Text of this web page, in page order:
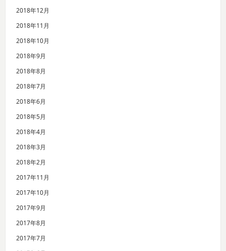
2018年12月
2018年11月
2018年10月
2018年9月
2018年8月
2018年7月
2018年6月
2018年5月
2018年4月
2018年3月
2018年2月
2017年11月
2017年10月
2017年9月
2017年8月
2017年7月